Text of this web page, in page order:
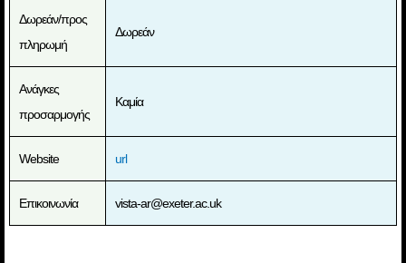
Δωρεάν/προς
πληρωμή
Δωρεάν
Ανάγκες
προσαρμογής
Καμία
Website url
Επικοινωνία vista-ar@exeter.ac.uk